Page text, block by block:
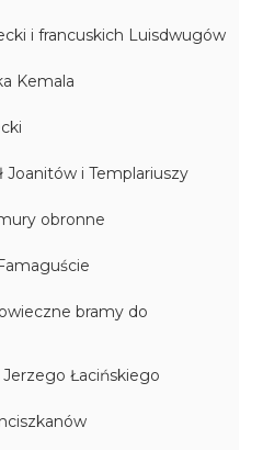
i francuskich Luisdwugów
Kemala
Joanitów i Templariuszy
obronne
bramy do
Jerzego Łacińskiego